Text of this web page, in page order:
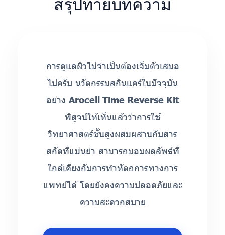
การดูแลผิวไม่จำเป็นต้องเจ็บตัวเสมอ
ไปครับ นวัตกรรมสกินแคร์ในปัจจุบัน
อย่าง Arocell Time Reverse Kit
พิสูจน์ให้เห็นแล้วว่าการใช้
วิทยาศาสตร์ชั้นสูงผสมผสานกับสาร
สกัดที่แม่นยำ สามารถมอบผลลัพธ์ที่
ใกล้เคียงกับการทำหัตถการทางการ
แพทย์ได้ โดยยังคงความปลอดภัยและ
ความสะดวกสบาย